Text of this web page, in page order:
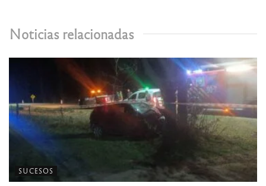
Noticias relacionadas
SUCESOS